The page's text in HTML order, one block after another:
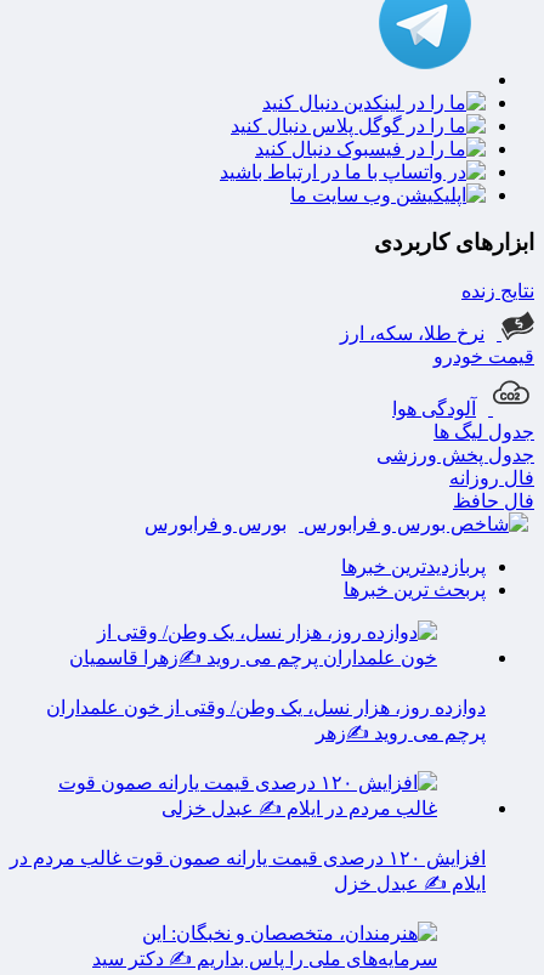
ابزارهای کاربردی
نتایج زنده
نرخ طلا، سکه، ارز
قیمت خودرو
آلودگی هوا
جدول لیگ ها
جدول پخش ورزشی
فال روزانه
فال حافظ
بورس و فرابورس
پربازدیدترین خبرها
پربحث ترین خبرها
دوازده روز، هزار نسل، یک وطن/ وقتی از خون علمداران
پرچم می روید ✍️زهر
افزایش ۱۲۰ درصدی قیمت یارانه صمون قوت غالب مردم در
ایلام ✍️ عبدل خزل